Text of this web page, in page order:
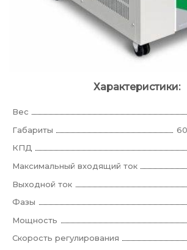
Характеристики:
Вес
Габариты
КПД
Максимальный входящий ток
Выходной ток
Фазы
Мощность
Скорость регулирования